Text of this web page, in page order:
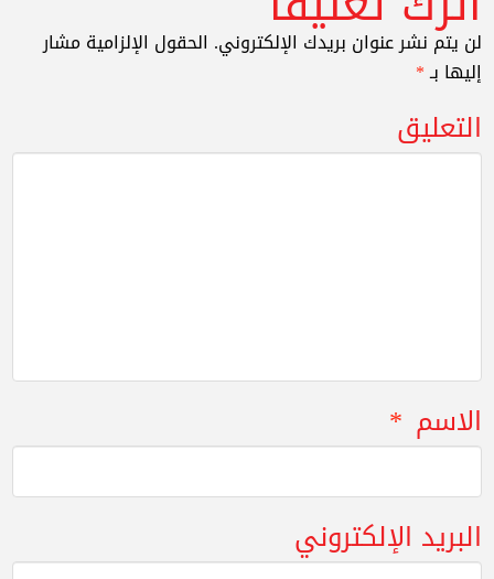
لن يتم نشر عنوان بريدك الإلكتروني. الحقول الإلزامية مشار
إليها بـ*
التعليق
الاسم *
البريد الإلكتروني